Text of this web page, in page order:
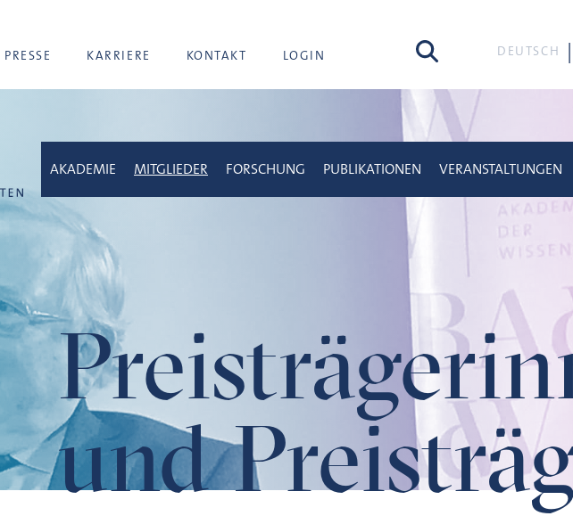
PRESSE KARRIERE KONTAKT LOGIN Suche DEUTSCH
und
AKADEMIE MITGLIEDER FORSCHUNG PUBLIKATIONEN VERANSTALTUNGEN